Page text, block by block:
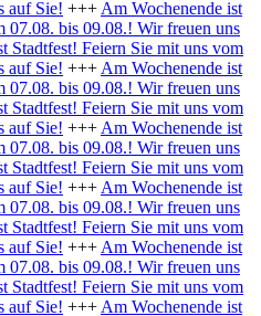
auf Sie! +++ Am Wochenende ist
07.08. bis 09.08.! Wir freuen uns
Stadtfest! Feiern Sie mit uns vom
auf Sie! +++ Am Wochenende ist
07.08. bis 09.08.! Wir freuen uns
Stadtfest! Feiern Sie mit uns vom
auf Sie! +++ Am Wochenende ist
07.08. bis 09.08.! Wir freuen uns
Stadtfest! Feiern Sie mit uns vom
auf Sie! +++ Am Wochenende ist
07.08. bis 09.08.! Wir freuen uns
Stadtfest! Feiern Sie mit uns vom
auf Sie! +++ Am Wochenende ist
07.08. bis 09.08.! Wir freuen uns
Stadtfest! Feiern Sie mit uns vom
auf Sie! +++ Am Wochenende ist